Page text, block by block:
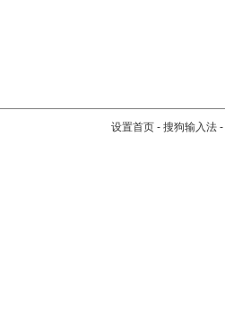
设置首页 - 搜狗输入法 -